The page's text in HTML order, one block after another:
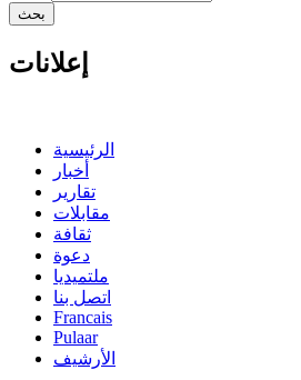
إعلانات
الرئيسية
أخبار
تقارير
مقابلات
ثقافة
دعوة
ملتميديا
اتصل بنا
Francais
Pulaar
الأرشيف